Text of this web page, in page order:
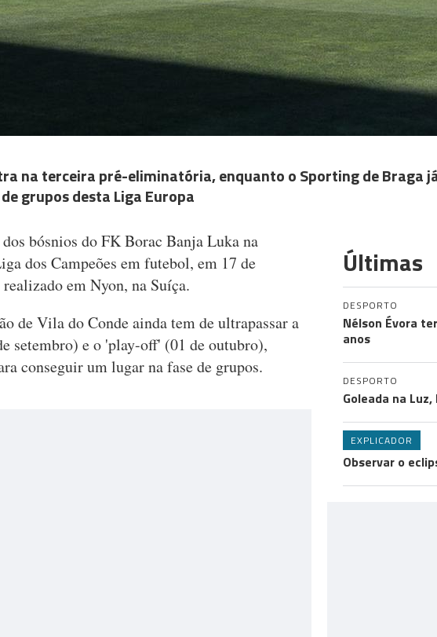
na terceira pré-eliminatória, enquanto o Sporting de Braga
grupos desta Liga Europa
bósnios do FK Borac Banja Luka na
dos Campeões em futebol, em 17 de
em Nyon, na Suíça.
de Vila do Conde ainda tem de ultrapassar a
setembro) e o 'play-off' (01 de outubro),
conseguir um lugar na fase de grupos.
Últimas
DESPORTO
Nélson Évora
anos
DESPORTO
Goleada na
EXPLICADOR
Observar o